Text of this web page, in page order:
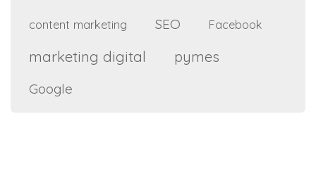
content marketing SEO Facebook
marketing digital pymes
Google